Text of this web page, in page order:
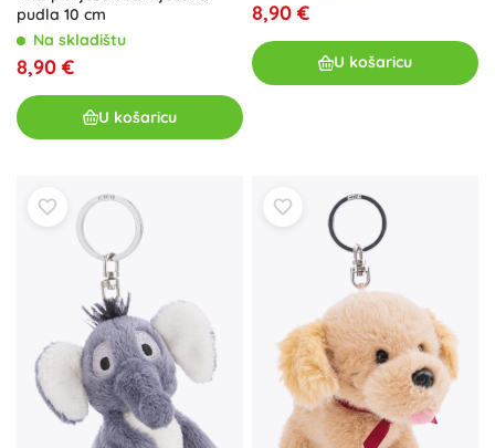
pudla 10 cm
Na skladištu
8,90 €
U košaricu
8,90 €
U košaricu